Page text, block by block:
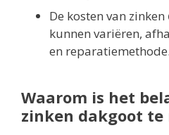
De kosten van zinken
kunnen variëren,
en reparatiemethode.
Waarom is het
zinken dakgoot te